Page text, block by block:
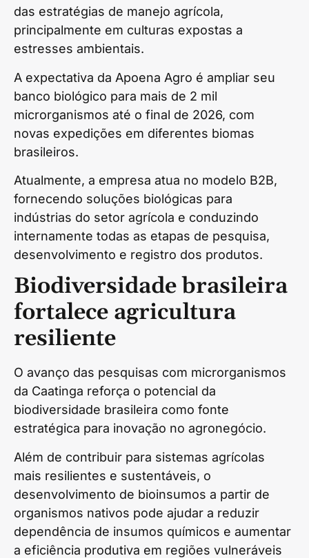
das estratégias de manejo agrícola,
principalmente em culturas expostas a
estresses ambientais.
A expectativa da Apoena Agro é ampliar seu
banco biológico para mais de 2 mil
microrganismos até o final de 2026, com
novas expedições em diferentes biomas
brasileiros.
Atualmente, a empresa atua no modelo B2B,
fornecendo soluções biológicas para
indústrias do setor agrícola e conduzindo
internamente todas as etapas de pesquisa,
desenvolvimento e registro dos produtos.
Biodiversidade brasileira
fortalece agricultura
resiliente
O avanço das pesquisas com microrganismos
da Caatinga reforça o potencial da
biodiversidade brasileira como fonte
estratégica para inovação no agronegócio.
Além de contribuir para sistemas agrícolas
mais resilientes e sustentáveis, o
desenvolvimento de bioinsumos a partir de
organismos nativos pode ajudar a reduzir
dependência de insumos químicos e aumentar
a eficiência produtiva em regiões vulneráveis